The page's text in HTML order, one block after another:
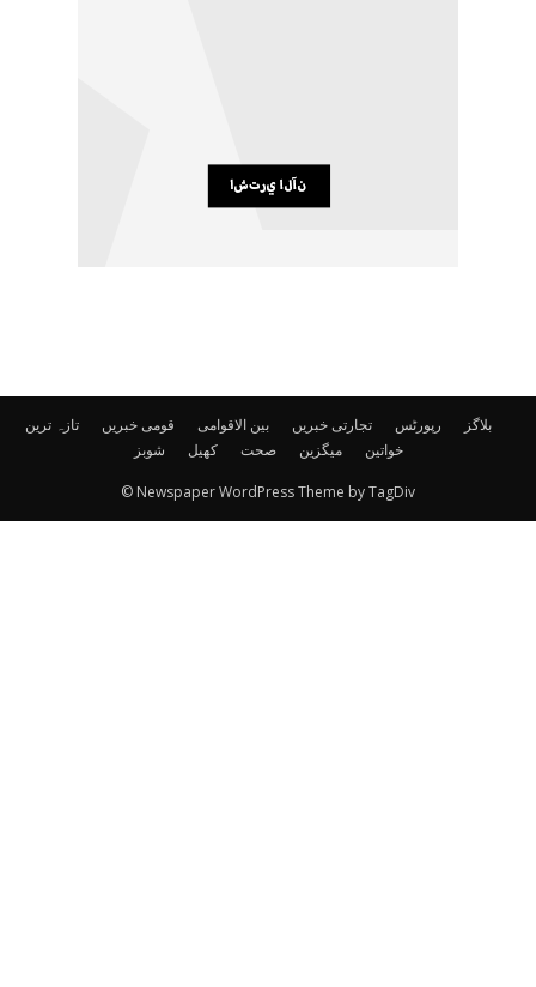
تازہ ترین قومی خبریں بین الاقوامی تجارتی خبریں رپورٹس
بلاگز
شوبز
کھیل صحت میگزین خواتین
© Newspaper WordPress Theme by TagDiv